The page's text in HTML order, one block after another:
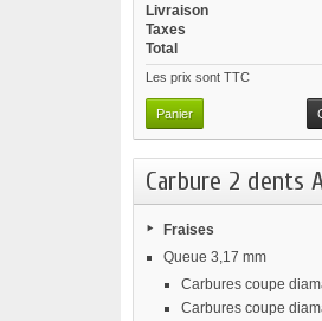
Livraison
Taxes
Total
Les prix sont TTC
Panier
Carbure 2 dents
Fraises
Queue 3,17 mm
Carbures coupe
Carbures coupe